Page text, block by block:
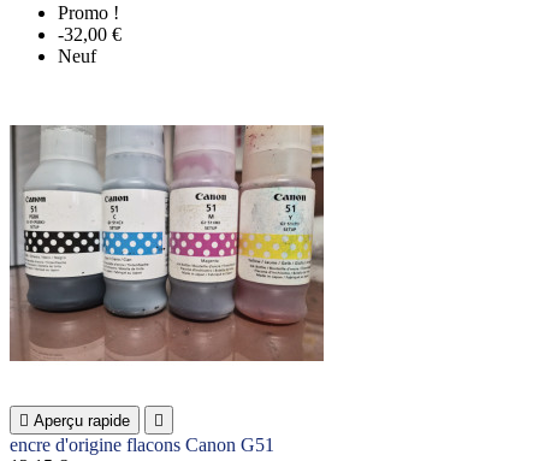
Promo !
-32,00 €
Neuf
 Aperçu rapide 
encre d'origine flacons Canon G51